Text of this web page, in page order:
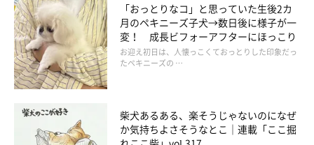
ラッキーちゃんともっと遊びたくて、一生懸命アピールするウィ
ンちゃんヽ(｀▽´)/
「おっとりなコ」と思っていた生後2カ
月のペキニーズ子犬→数日後に様子が一
変！ 成長ビフォーアフターにほっこり
お迎え初日は、人懐っこくておっとりした印象だっ
たペキニーズの …
柴犬あるある、楽そうじゃないのになぜ
か気持ちよさそうなとこ｜連載「ここ掘